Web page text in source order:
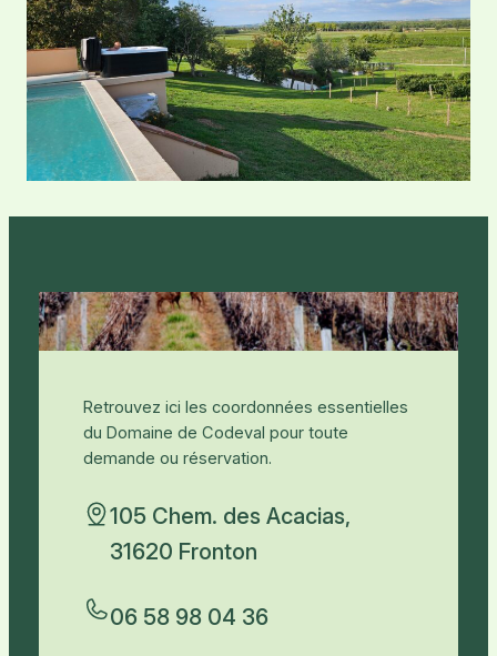
Retrouvez ici les coordonnées essentielles
du Domaine de Codeval pour toute
demande ou réservation.
105 Chem. des Acacias,
31620 Fronton
06 58 98 04 36